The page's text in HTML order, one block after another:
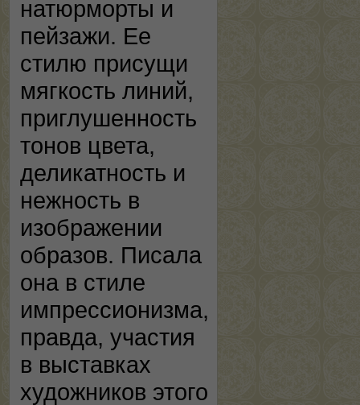
натюрморты и
пейзажи. Ее
стилю присущи
мягкость линий,
приглушенность
тонов цвета,
деликатность и
нежность в
изображении
образов. Писала
она в стиле
импрессионизма,
правда, участия
в выставках
художников этого